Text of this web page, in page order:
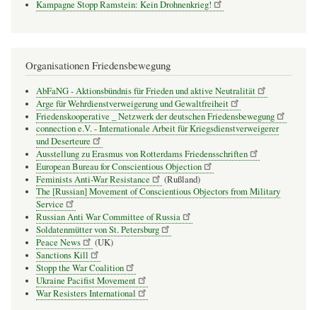
Kampagne Stopp Ramstein: Kein Drohnenkrieg!
Organisationen Friedensbewegung
AbFaNG - Aktionsbündnis für Frieden und aktive Neutralität
Arge für Wehrdienstverweigerung und Gewaltfreiheit
Friedenskooperative _ Netzwerk der deutschen Friedensbewegung
connection e.V. - Inter­na­tio­nale Arbeit für Kriegs­dienst­ver­wei­gerer
und Deser­teure
Ausstellung zu Erasmus von Rotterdams Friedensschriften
European Bureau for Conscientious Objection
Feminists Anti-War Resistance
(Rußland)
The [Russian] Movement of Conscientious Objectors from Military
Service
Russian Anti War Committee of Russia
Soldatenmütter von St. Petersburg
Peace News
(UK)
Sanctions Kill
Stopp the War Coalition
Ukraine Pacifist Movement
War Resisters International